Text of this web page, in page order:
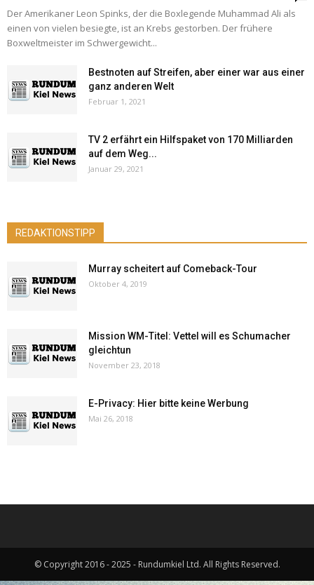
Der Amerikaner Leon Spinks, der die Boxlegende Muhammad Ali als
einen von vielen besiegte, ist an Krebs gestorben. Der frühere
Boxweltmeister im Schwergewicht...
Bestnoten auf Streifen, aber einer war aus einer
ganz anderen Welt
Februar 1, 2021
TV 2 erfährt ein Hilfspaket von 170 Milliarden
auf dem Weg...
Januar 29, 2021
REDAKTIONSTIPP
Murray scheitert auf Comeback-Tour
Oktober 4, 2019
Mission WM-Titel: Vettel will es Schumacher
gleichtun
November 23, 2018
E-Privacy: Hier bitte keine Werbung
Mai 26, 2018
© Copyright 2016 - 2025 - Rundumkiel Ltd. All Rights Reserved.